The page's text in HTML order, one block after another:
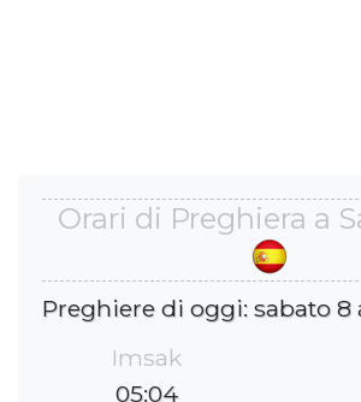
Orari di Preghiera a
Preghiere di oggi: sabato 8
Imsak
05:04